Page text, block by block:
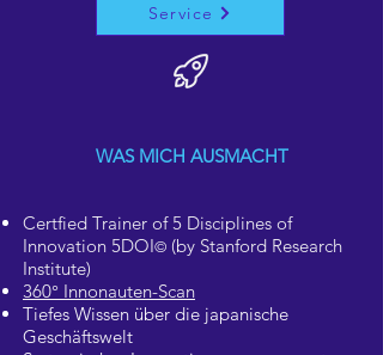
Service
WAS MICH AUSMACHT
Certfied Trainer of 5 Disciplines of
Innovation 5DOI© (by Stanford Research
Institute)
360° Innonauten-Scan
Tiefes Wissen über die japanische
Geschäftswelt